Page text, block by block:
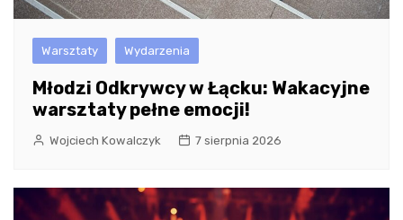
Warsztaty Wydarzenia
Młodzi Odkrywcy w Łącku: Wakacyjne
warsztaty pełne emocji!
Wojciech Kowalczyk 7 sierpnia 2026